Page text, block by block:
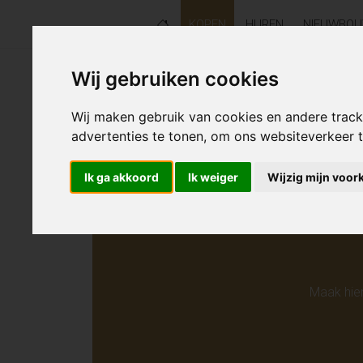
Wij gebruiken cookies
Wij maken gebruik van cookies en andere
advertenties te tonen, om ons websiteverkeer
Ik ga akkoord Ik weiger Wijzig mijn
KOPEN HUREN
Helaas
Maak